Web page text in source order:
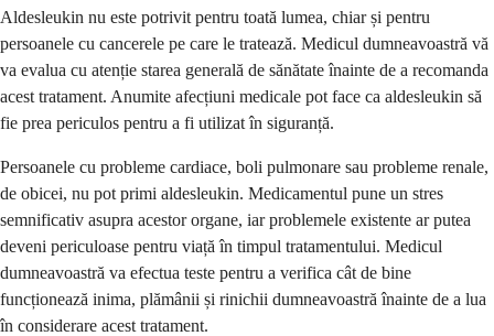
Aldesleukin nu este potrivit pentru toată lumea, chiar și pentru
persoanele cu cancerele pe care le tratează. Medicul dumneavoastră vă
va evalua cu atenție starea generală de sănătate înainte de a recomanda
acest tratament. Anumite afecțiuni medicale pot face ca aldesleukin să
fie prea periculos pentru a fi utilizat în siguranță.
Persoanele cu probleme cardiace, boli pulmonare sau probleme renale,
de obicei, nu pot primi aldesleukin. Medicamentul pune un stres
semnificativ asupra acestor organe, iar problemele existente ar putea
deveni periculoase pentru viață în timpul tratamentului. Medicul
dumneavoastră va efectua teste pentru a verifica cât de bine
funcționează inima, plămânii și rinichii dumneavoastră înainte de a lua
în considerare acest tratament.